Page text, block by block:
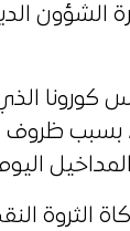
الشؤون
كورونا
بسبب